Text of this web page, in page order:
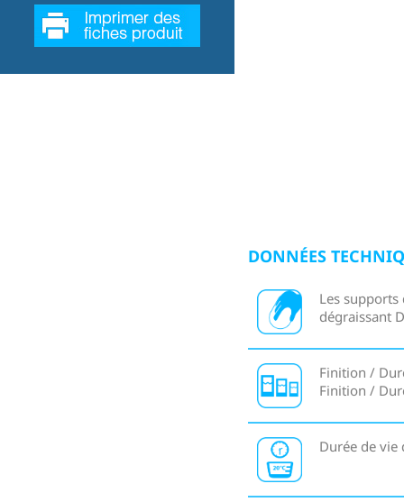
DONNÉES
Les
dégraissant
Finition /
Finition /
Durée de vie